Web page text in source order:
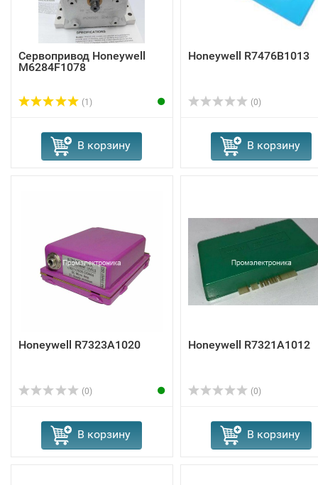
Сервопривод Honeywell
M6284F1078
(1)
В корзину
Honeywell R7476B1013
(0)
В корзину
Honeywell R7323A1020
(0)
В корзину
Honeywell R7321A1012
(0)
В корзину